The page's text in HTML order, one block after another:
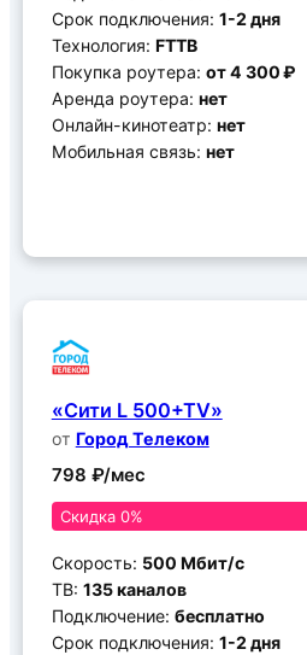
Срок подключения: 1-2 дня
Технология: FTTB
Покупка роутера: от 4 300 ₽
Аренда роутера: нет
Онлайн-кинотеатр: нет
Мобильная связь: нет
«Сити L 500+TV»
от Город Телеком
798 ₽/мес
Скидка 0%
Скорость: 500 Мбит/с
ТВ: 135 каналов
Подключение: бесплатно
Срок подключения: 1-2 дня